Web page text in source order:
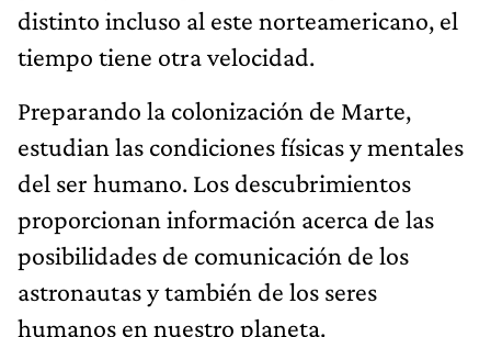
distinto incluso al este norteamericano, el
tiempo tiene otra velocidad.
Preparando la colonización de Marte,
estudian las condiciones físicas y mentales
del ser humano. Los descubrimientos
proporcionan información acerca de las
posibilidades de comunicación de los
astronautas y también de los seres
humanos en nuestro planeta.